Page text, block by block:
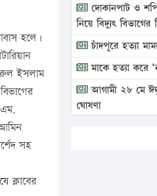
হলে।
ইসলাম
সহ
ক্লাবের
দোকানপাট ও
নিয়ে বিদ্যুৎ বিভাগের
চাঁদপুরে হত্যা
মাকে হত্যা করে
আগামী ২৮ মে
ঘোষণা